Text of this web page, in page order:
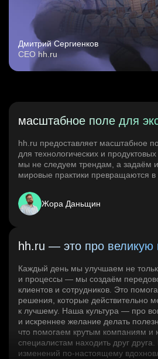
Дмитрий Сергиенков
CEO hh.ru
масштабное поле для
hh.ru предоставляет масштабное
для технологических и
мы не следуем трендам, а задаём
мировые практики превращаются
Жора Даньщин
hh.ru — это про великую
Каждый день мы улучшаем не
и процессы — мы создаём
клиентов и сотрудников. Это
решения, которые действительно
к лучшему. Наша культура — про
и искреннее желание делать
что помогаем крутым компаниям и
специалистам находить друг
изменений по‑настоящему